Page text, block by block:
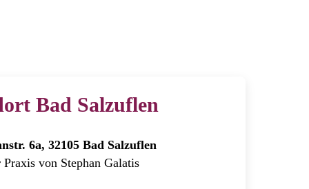
Bad Salzuflen
6a, 32105 Bad Salzuflen
Praxis von Stephan Galatis